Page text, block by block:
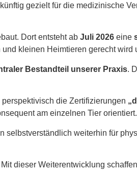
gezielt für die medizinische
Dort entsteht ab Juli 2026 eine
kleinen Heimtieren gerecht
Bestandteil unserer Praxis.
perspektivisch die Zertifizierungen
am einzelnen Tier orientiert.
weiterhin für
dieser Weiterentwicklung